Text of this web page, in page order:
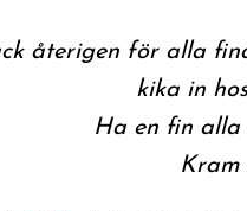
återigen för alla
kika in
Ha en fin alla
Kram